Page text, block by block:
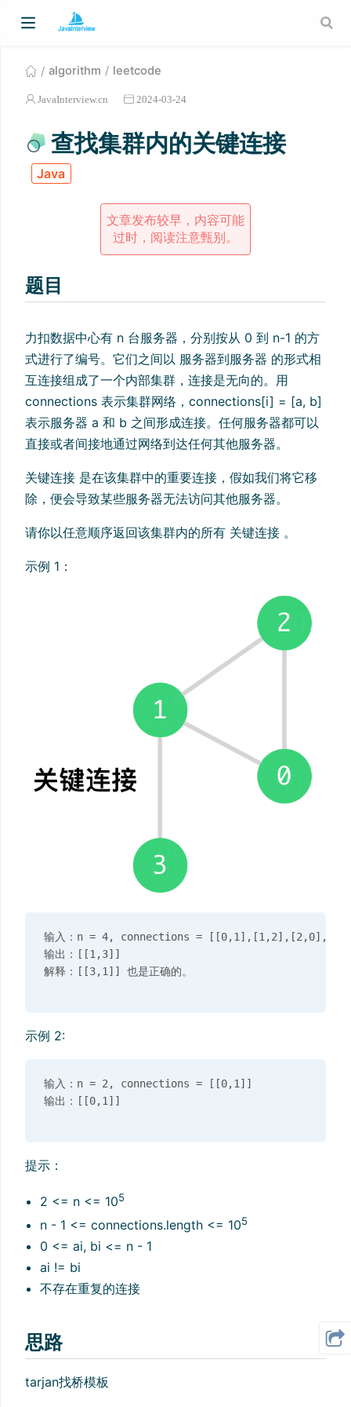
algorithm leetcode
JavaInterview.cn 2024-03-24
查找集群内的关键连接
Java
文章发布较早，内容可能
过时，阅读注意甄别。
题目
力扣数据中心有 n 台服务器，分别按从 0 到 n-1 的方
式进行了编号。它们之间以 服务器到服务器 的形式相
互连接组成了一个内部集群，连接是无向的。用
connections 表示集群网络，connections[i] = [a, b]
表示服务器 a 和 b 之间形成连接。任何服务器都可以
直接或者间接地通过网络到达任何其他服务器。
关键连接 是在该集群中的重要连接，假如我们将它移
除，便会导致某些服务器无法访问其他服务器。
请你以任意顺序返回该集群内的所有 关键连接 。
示例 1：
输入：n = 4, connections =
输出：[[1,3]]
示例 2:
输入：n = 2, connections = [[0,1]]
提示：
2 <= n <= 105
n - 1 <= connections.length <= 105
0 <= ai, bi <= n - 1
ai != bi
不存在重复的连接
思路
tarjan找桥模板